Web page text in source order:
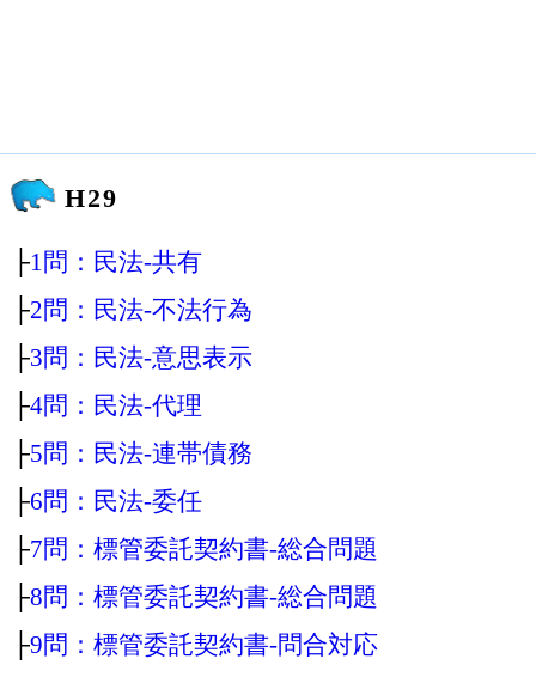
H29
├1問：民法‐共有
├2問：民法‐不法行為
├3問：民法‐意思表示
├4問：民法‐代理
├5問：民法‐連帯債務
├6問：民法‐委任
├7問：標管委託契約書‐総合問題
├8問：標管委託契約書‐総合問題
├9問：標管委託契約書‐問合対応